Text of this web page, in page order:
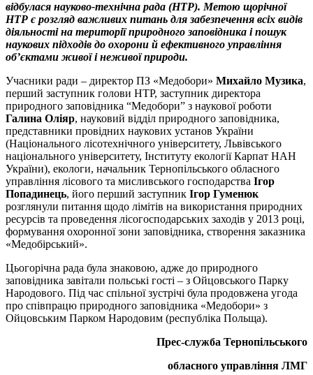
відбулася науково-технічна рада (НТР). Метою щорічної
НТР є розгляд важливих питань для забезпечення всіх видів
діяльності на території природного заповідника і пошук
наукових підходів до охорони й ефективного управління
об’єктами живої і неживої природи.
Учасники ради – директор ПЗ «Медобори» Михайло Музика,
перший заступник голови НТР, заступник директора
природного заповідника “Медобори” з наукової роботи
Галина Оліяр, науковий відділ природного заповідника,
представники провідних наукових установ України
(Національного лісотехнічного університету, Львівського
національного університету, Інституту екології Карпат НАН
України), екологи, начальник Тернопільського обласного
управління лісового та мисливського господарства Ігор
Попадинець, його перший заступник Ігор Гуменюк
розглянули питання щодо лімітів на використання природних
ресурсів та проведення лісогосподарських заходів у 2013 році,
формування охоронної зони заповідника, створення заказника
«Медобірський».
Цьогорічна рада була знаковою, адже до природного
заповідника завітали польські гості – з Ойцовського Парку
Народового. Під час спільної зустрічі була продовжена угода
про співпрацю природного заповідника «Медобори» з
Ойцовським Парком Народовим (республіка Польща).
Прес-служба Тернопільського
обласного управління ЛМГ